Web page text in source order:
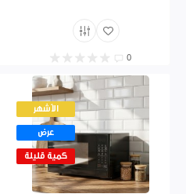
0
الأشهر
عرض
كمية قليلة